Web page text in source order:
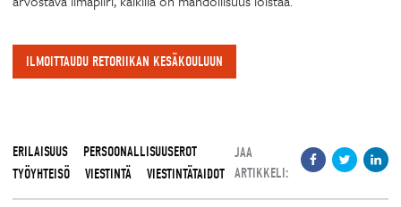
ILMOITTAUDU RETORIIKAN KESÄKOULUUN
ERILAISUUS
PERSOONALLISUUSEROT
TYÖYHTEISÖ
VIESTINTÄ VIESTINTÄTAIDOT
JAA
ARTIKKELI: